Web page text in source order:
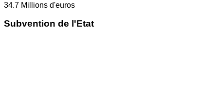
34.7 Millions d'euros
Subvention de l'Etat